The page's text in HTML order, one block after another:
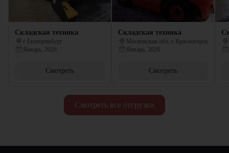
Смотреть все отгрузки
Складская техника
г Екатеринбург
Январь, 2026
Смотреть
Складская техника
Московская обл, г Красногорск
Январь, 2026
Смотреть